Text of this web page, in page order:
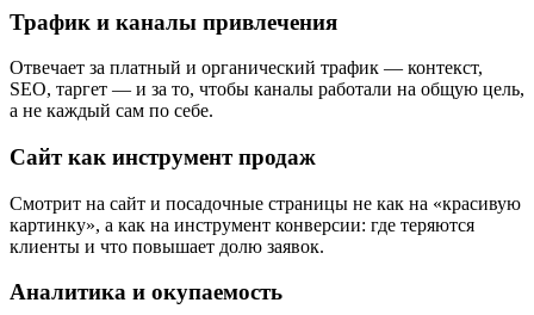
Трафик и каналы привлечения
Отвечает за платный и органический трафик — контекст,
SEO, таргет — и за то, чтобы каналы работали на общую цель,
а не каждый сам по себе.
Сайт как инструмент продаж
Смотрит на сайт и посадочные страницы не как на «красивую
картинку», а как на инструмент конверсии: где теряются
клиенты и что повышает долю заявок.
Аналитика и окупаемость